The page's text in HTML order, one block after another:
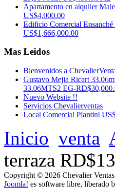
Apartamento en alquiler
US$4,000.00
Edificio Comercial Ensanché
US$1,666,000.00
Mas Leidos
Bienvenidos a
Gustavo Mejia Ricart
33.06MTS2 EG-
Nuevo Website !!
Servicios Chevalierventas
Local Comercial Piantini
Inicio venta
terraza
Copyright © 2026 Chevalier
Joomla! es software libre, liberado